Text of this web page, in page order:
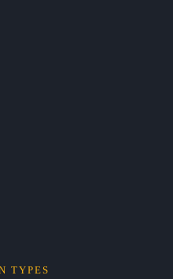
TYPES